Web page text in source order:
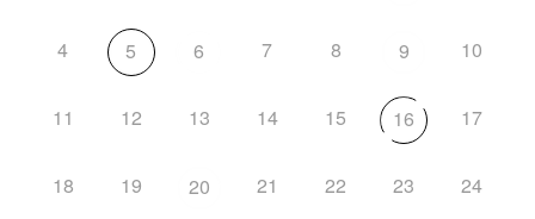
4 5 6 7 8 9 10
11 12 13 14 15 16 17
18 19 20 21 22 23 24